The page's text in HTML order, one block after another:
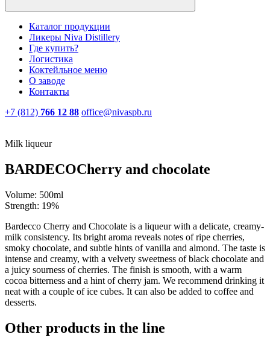
Каталог продукции
Ликеры Niva Distillery
Где купить?
Логистика
Коктейльное меню
О заводе
Контакты
+7 (812) 766 12 88 office@nivaspb.ru
Milk liqueur
BARDECOCherry and chocolate
Volume: 500ml
Strength: 19%
Bardecco Cherry and Chocolate is a liqueur with a delicate, creamy-
milk consistency. Its bright aroma reveals notes of ripe cherries,
smoky chocolate, and subtle hints of vanilla and almond. The taste is
intense and creamy, with a velvety sweetness of black chocolate and
a juicy sourness of cherries. The finish is smooth, with a warm
cocoa bitterness and a hint of cherry jam. We recommend drinking it
neat with a couple of ice cubes. It can also be added to coffee and
desserts.
Other products in the line